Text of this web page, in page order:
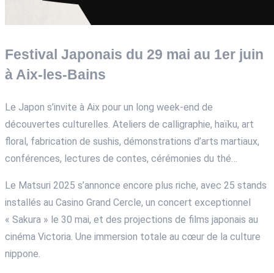
Festival Japonais du 29 mai au 1er juin
à Aix-les-Bains
Le Japon s’invite à Aix pour un long week-end de
découvertes culturelles. Ateliers de calligraphie, haïku, art
floral, fabrication de sushis, démonstrations d’arts martiaux,
conférences, lectures de contes, cérémonies du thé…
Le Matsuri 2025 s’annonce encore plus riche, avec 25 stands
installés au Casino Grand Cercle, un concert exceptionnel
« Sakura » le 30 mai, et des projections de films japonais au
cinéma Victoria. Une immersion totale au cœur de la culture
nippone.